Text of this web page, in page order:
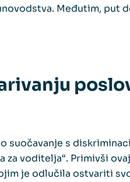
Međutim, put
suočavanje s
voditelja“. Primivši
je odlučila ostvariti